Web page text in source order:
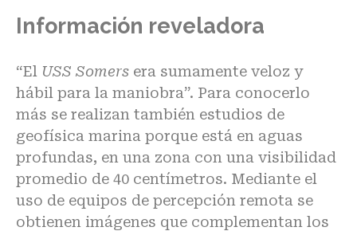
Información reveladora
“El USS Somers era sumamente veloz y
hábil para la maniobra”. Para conocerlo
más se realizan también estudios de
geofísica marina porque está en aguas
profundas, en una zona con una visibilidad
promedio de 40 centímetros. Mediante el
uso de equipos de percepción remota se
obtienen imágenes que complementan los